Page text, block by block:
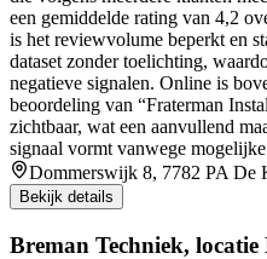
een gemiddelde rating van 4,2
is het reviewvolume beperkt en
dataset zonder toelichting,
negatieve signalen. Online is
beoordeling van “Fraterman
zichtbaar, wat een aanvullend
signaal vormt vanwege
Dommerswijk 8, 7782 PA De
Bekijk details
Breman Techniek, locatie